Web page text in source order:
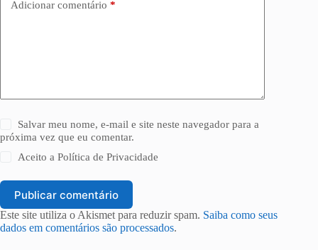
Adicionar comentário *
Salvar meu nome, e-mail e site neste navegador para a
próxima vez que eu comentar.
Aceito aPolítica de Privacidade
Publicar comentário
Este site utiliza o Akismet para reduzir spam. Saiba como seus
dados em comentários são processados.